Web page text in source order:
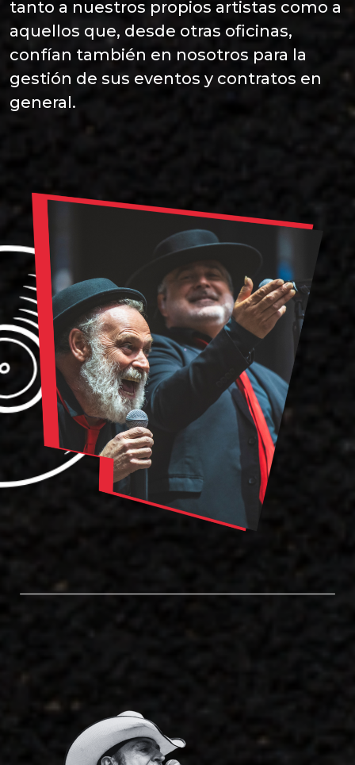
tanto a nuestros propios artistas como a
aquellos que, desde otras oficinas,
confían también en nosotros para la
gestión de sus eventos y contratos en
general.